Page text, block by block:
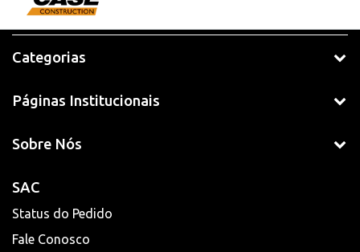
Categorias
Páginas Institucionais
Sobre Nós
SAC
Status do Pedido
Fale Conosco